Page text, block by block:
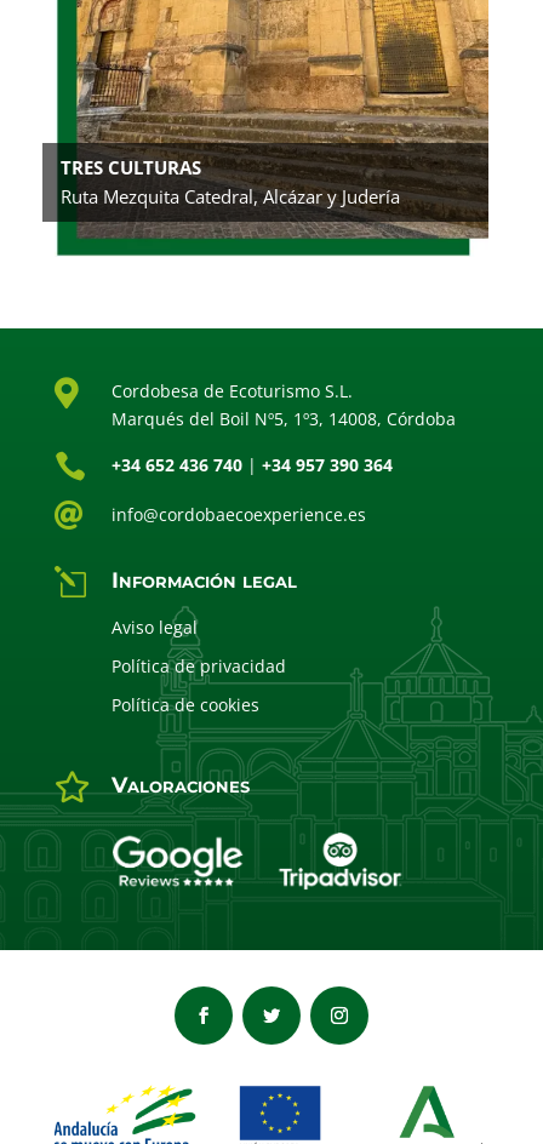
TRES CULTURAS
Ruta Mezquita Catedral, Alcázar y Judería

Cordobesa de Ecoturismo S.L.
Marqués del Boil Nº5, 1º3, 14008, Córdoba
 +34 652 436 740| +34 957 390 364
 info@cordobaecoexperience.es
l Información legal
Aviso legal
Política de privacidad
Política de cookies
 Valoraciones